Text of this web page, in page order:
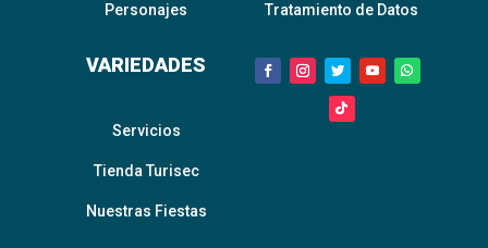
Personajes
VARIEDADES
Servicios
Tienda Turisec
Nuestras Fiestas
Tratamiento de Datos